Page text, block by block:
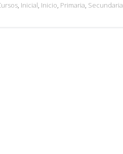
, Inicial, Inicio, Primaria, Secundaria